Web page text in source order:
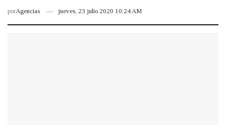
porAgencias jueves, 23 julio 2020 10:24 AM